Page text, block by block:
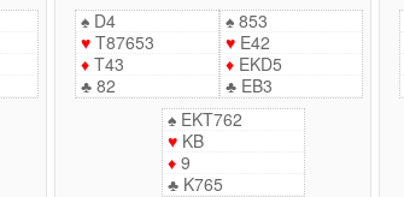
♠ D4
♥ T87653
♦ T43
♣ 82
♠853
♥E42
♦EKD5
♣EB3
♠EKT762
♥KB
♦9
♣K765